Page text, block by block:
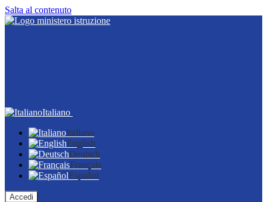
Salta al contenuto
Italiano
Italiano
English
Deutsch
Français
Español
Accedi